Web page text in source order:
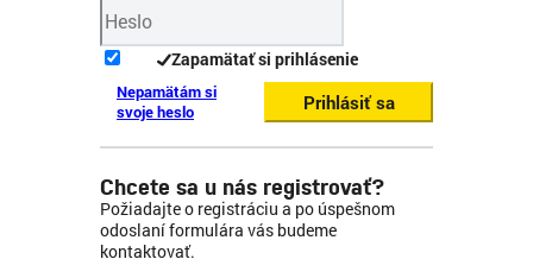
Zapamätať si prihlásenie
Nepamätám si
svoje heslo
Prihlásiť sa
Chcete sa u nás registrovať?
Požiadajte o registráciu a po úspešnom
odoslaní formulára vás budeme
kontaktovať.